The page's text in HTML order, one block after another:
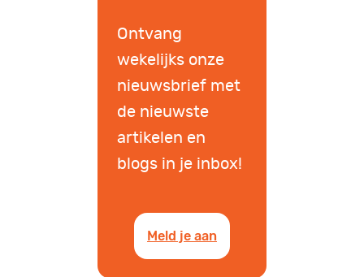
Ontvang
wekelijks onze
nieuwsbrief met
de nieuwste
artikelen en
blogs in je inbox!
Meld je aan